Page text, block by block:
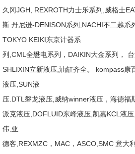
久冈JGH, REXROTH力士乐系列,威格士
斯.丹尼逊-DENISON系列,NACHI不二越系
TOKYO KEIKI东京计器系
列,CML全懋电系列，DAIKIN大金系列，
SHLIXIN立新液压,油缸齐全。 kompass康
液压,SUN液
压.DTL磐龙液压,威纳winner液压，海德
派克液压,DOFLUID东峰液压,凯嘉KCL液
伟,亚
德客,REXMZC，MAC，ASCO,SMC 意大